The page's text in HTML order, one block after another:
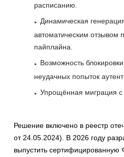
расписанию.
Динамическая
автоматическим отзывом
пайплайна.
Возможность
неудачных попыток
Упрощённая миграция с
Решение включено в реестр
от 24.05.2024). В 2026 году
выпустить